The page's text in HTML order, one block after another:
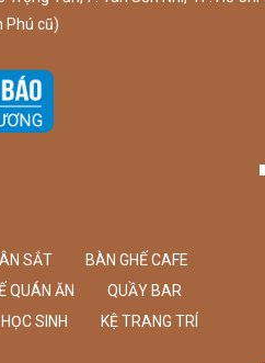
Phú cũ)
SẮT
BÀN GHẾ CAFE
QUÁN ĂN
QUẦY BAR
SINH
KỆ TRANG TRÍ